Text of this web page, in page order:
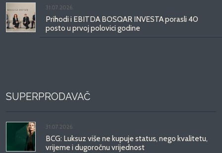
31.07.2026.
Prihodi i EBITDA BOSQAR INVESTA porasli 40
posto u prvoj polovici godine
SUPERPRODAVAČ
31.07.2026.
BCG: Luksuz više ne kupuje status, nego kvalitetu,
vrijeme i dugoročnu vrijednost